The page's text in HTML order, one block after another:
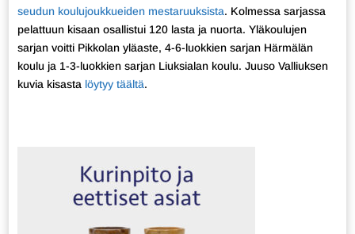
seudun koulujoukkueiden mestaruuksista. Kolmessa sarjassa
pelattuun kisaan osallistui 120 lasta ja nuorta. Yläkoulujen
sarjan voitti Pikkolan yläaste, 4-6-luokkien sarjan Härmälän
koulu ja 1-3-luokkien sarjan Liuksialan koulu. Juuso Valliuksen
kuvia kisasta löytyy täältä.